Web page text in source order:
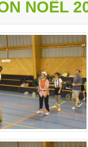
NOËL